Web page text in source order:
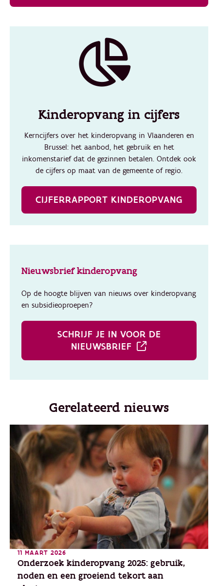
Kinderopvang in cijfers
Kerncijfers over het kinderopvang in Vlaanderen en
Brussel: het aanbod, het gebruik en het
inkomenstarief dat de gezinnen betalen. Ontdek ook
de cijfers op maat van de gemeente of regio.
CIJFERRAPPORT KINDEROPVANG
Nieuwsbrief kinderopvang
Op de hoogte blijven van nieuws over kinderopvang
en subsidieoproepen?
SCHRIJF JE IN VOOR DE
NIEUWSBRIEF
Gerelateerd nieuws
11 MAART 2026
Onderzoek kinderopvang 2025: gebruik,
noden en een groeiend tekort aan